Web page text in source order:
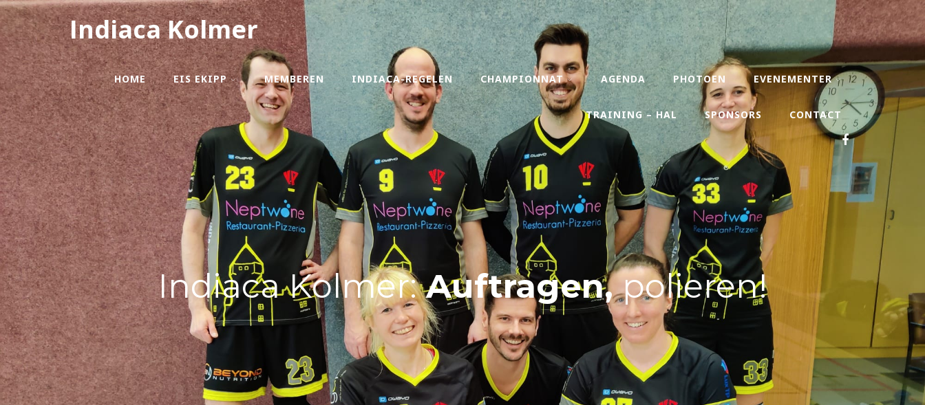
Indiaca Kolmer
HOME EIS EKIPP MEMBEREN INDIACA-REGELEN CHAMPIONNAT AGENDA PHOTOEN EVENEMENTER
TRAINING – HAL SPONSORS CONTACT
Indiaca Kolmer:Auftragen,polieren!